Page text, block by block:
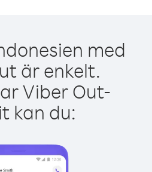
med
är enkelt.
Viber Out-
kan du: